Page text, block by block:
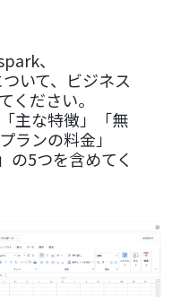
、
いて、ビジネス
ください。
主な特徴」「無
ランの料金」
の5つを含めてく